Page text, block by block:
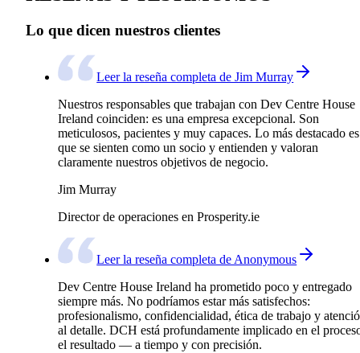
Lo que dicen nuestros clientes
Leer la reseña completa de Jim Murray
Nuestros responsables que trabajan con Dev Centre House
Ireland coinciden: es una empresa excepcional. Son
meticulosos, pacientes y muy capaces. Lo más destacado es
que se sienten como un socio y entienden y valoran
claramente nuestros objetivos de negocio.
Jim Murray
Director de operaciones en Prosperity.ie
Leer la reseña completa de Anonymous
Dev Centre House Ireland ha prometido poco y entregado
siempre más. No podríamos estar más satisfechos:
profesionalismo, confidencialidad, ética de trabajo y
al detalle. DCH está profundamente implicado en el
el resultado — a tiempo y con precisión.